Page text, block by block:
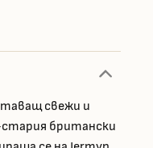
свежи и
британски